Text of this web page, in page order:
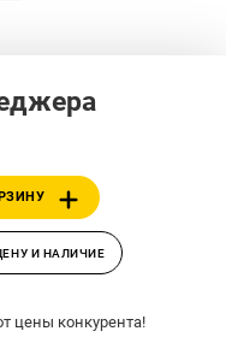
И НАЛИЧИЕ
цены конкурента!